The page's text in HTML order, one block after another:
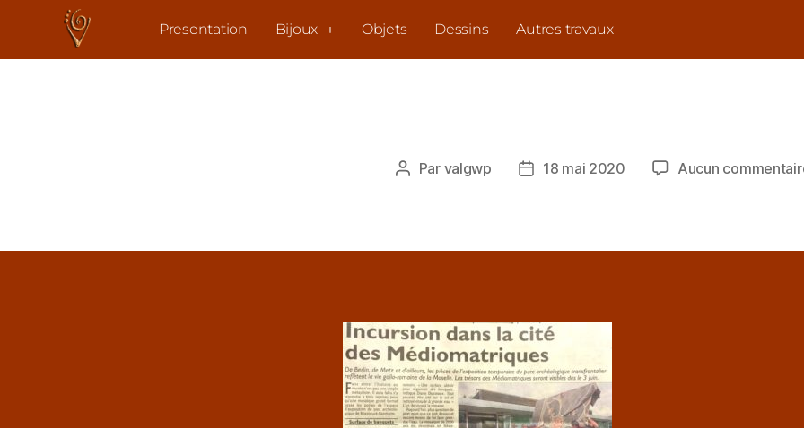
Presentation Bijoux Objets Dessins Autres travaux
Par valgwp 18 mai 2020 Aucun